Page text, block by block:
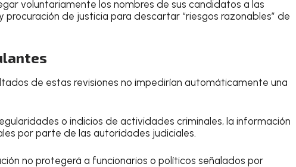
voluntariamente los nombres de sus candidatos a las
de justicia para descartar “riesgos razonables” de
de estas revisiones no impedirían automáticamente una
o indicios de actividades criminales, la información
por parte de las autoridades judiciales.
no protegerá a funcionarios o políticos señalados por